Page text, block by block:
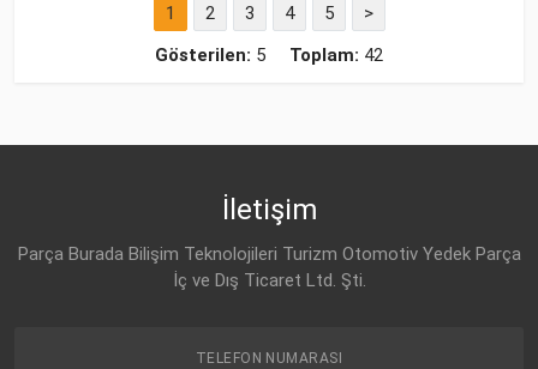
1 2 3 4 5
>
Gösterilen: 5 Toplam: 42
İletişim
Parça Burada Bilişim Teknolojileri Turizm Otomotiv Yedek Parça
İç ve Dış Ticaret Ltd. Şti.
TELEFON NUMARASI